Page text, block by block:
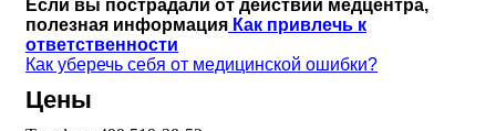
Если вы пострадали от действий медцентра,
полезная информация Как привлечь к
ответственности
Как уберечь себя от медицинской ошибки?
Цены